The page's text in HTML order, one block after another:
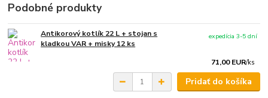
Podobné produkty
Antikorový kotlík 22 L + stojan s
kladkou VAR + misky 12 ks
71,00 EUR/ks
expedícia 3-5 dní
Pridať do košíka